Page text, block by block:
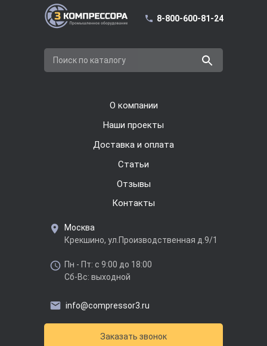
8-800-600-81-24
Поиск по каталогу
О компании
Наши проекты
Доставка и оплата
Cтатьи
Отзывы
Контакты
Москва
Крекшино, ул.Производственная д.9/1
Пн - Пт: с 9:00 до 18:00
Сб-Вс: выходной
info@compressor3.ru
Заказать звонок